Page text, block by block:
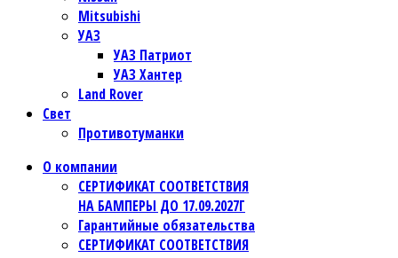
Mitsubishi
УАЗ
УАЗ Патриот
УАЗ Хантер
Land Rover
Свет
Противотуманки
О компании
СЕРТИФИКАТ СООТВЕТСТВИЯ
НА БАМПЕРЫ ДО 17.09.2027Г
Гарантийные обязательства
СЕРТИФИКАТ СООТВЕТСТВИЯ